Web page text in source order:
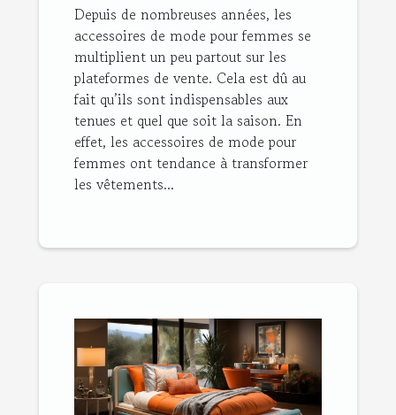
Depuis de nombreuses années, les
accessoires de mode pour femmes se
multiplient un peu partout sur les
plateformes de vente. Cela est dû au
fait qu’ils sont indispensables aux
tenues et quel que soit la saison. En
effet, les accessoires de mode pour
femmes ont tendance à transformer
les vêtements...